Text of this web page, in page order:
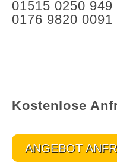
01515 0250 949
0176 9820 0091
Kostenlose
ANGEBOT